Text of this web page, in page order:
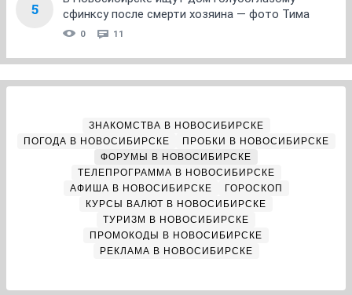
5
сфинксу после смерти хозяина — фото Тима
0 11
ЗНАКОМСТВА В НОВОСИБИРСКЕ
ПОГОДА В НОВОСИБИРСКЕ
ПРОБКИ В НОВОСИБИРСКЕ
ФОРУМЫ В НОВОСИБИРСКЕ
ТЕЛЕПРОГРАММА В НОВОСИБИРСКЕ
АФИША В НОВОСИБИРСКЕ
ГОРОСКОП
КУРСЫ ВАЛЮТ В НОВОСИБИРСКЕ
ТУРИЗМ В НОВОСИБИРСКЕ
ПРОМОКОДЫ В НОВОСИБИРСКЕ
РЕКЛАМА В НОВОСИБИРСКЕ